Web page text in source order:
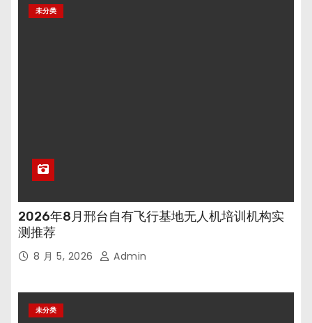
未分类
2026年8月邢台自有飞行基地无人机培训机构实
测推荐
8 月 5, 2026 Admin
未分类